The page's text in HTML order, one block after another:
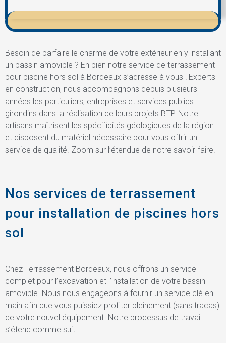
Besoin de parfaire le charme de votre extérieur en y installant
un bassin amovible ? Eh bien notre service de terrassement
pour piscine hors sol à Bordeaux s’adresse à vous ! Experts
en construction, nous accompagnons depuis plusieurs
années les particuliers, entreprises et services publics
girondins dans la réalisation de leurs projets BTP. Notre
artisans maîtrisent les spécificités géologiques de la région
et disposent du matériel nécessaire pour vous offrir un
service de qualité. Zoom sur l’étendue de notre savoir-faire.
Nos services de terrassement
pour installation de piscines hors
sol
Chez Terrassement Bordeaux, nous offrons un service
complet pour l’excavation et l’installation de votre bassin
amovible. Nous nous engageons à fournir un service clé en
main afin que vous puissiez profiter pleinement (sans tracas)
de votre nouvel équipement. Notre processus de travail
s’étend comme suit :